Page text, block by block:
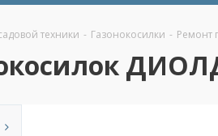
техники - Газонокосилки - Ремонт